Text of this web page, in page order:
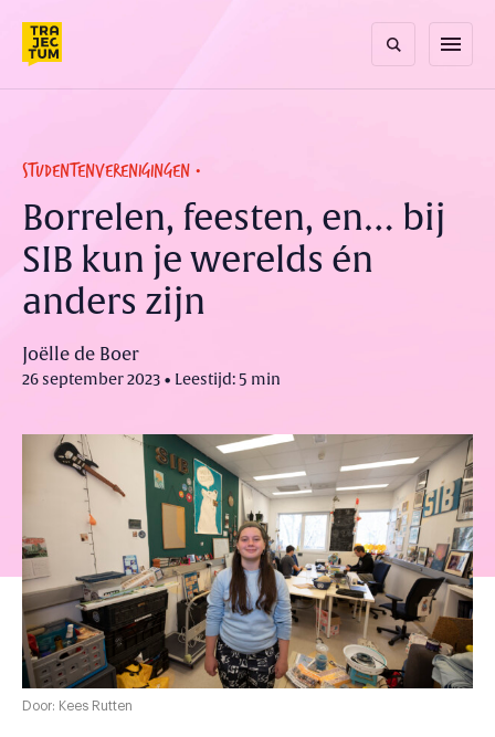
content
menu
STUDENTENVERENIGINGEN
Borrelen, feesten, en… bij
SIB kun je werelds én
anders zijn
Joëlle de Boer
26 september 2023 • Leestijd: 5 min
Door: Kees Rutten